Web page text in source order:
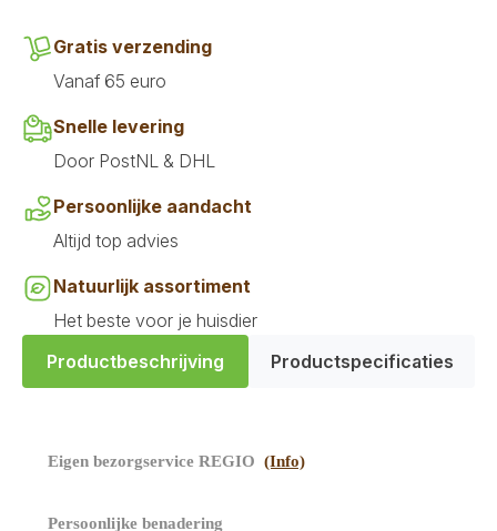
Gratis verzending
Vanaf 65 euro
Snelle levering
Door PostNL & DHL
Persoonlijke aandacht
Altijd top advies
Natuurlijk assortiment
Het beste voor je huisdier
Productbeschrijving
Productspecificaties
Eigen bezorgservice REGIO (Info)
​ Persoonlijke benadering